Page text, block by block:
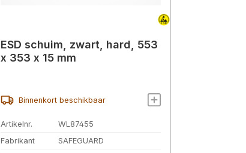
ESD schuim, zwart, hard, 553
x 353 x 15 mm
Binnenkort beschikbaar
Artikelnr.
WL87455
Fabrikant
SAFEGUARD